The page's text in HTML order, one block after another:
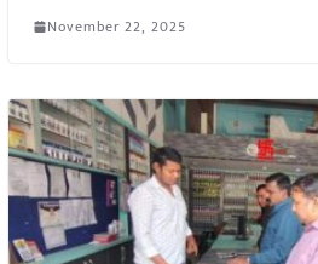
November 22, 2025